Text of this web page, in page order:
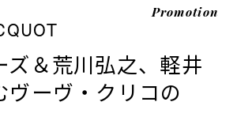
Promotion
ズ＆荒川弘之、軽井
ヴーヴ・クリコの